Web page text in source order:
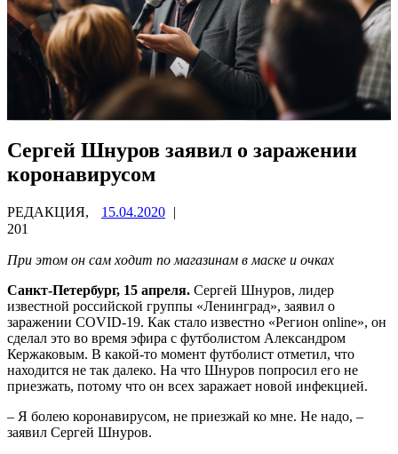
Сергей Шнуров заявил о заражении
коронавирусом
РЕДАКЦИЯ, 15.04.2020 |
201
При этом он сам ходит по магазинам в маске и очках
Санкт-Петербург, 15 апреля. Сергей Шнуров, лидер
известной российской группы «Ленинград», заявил о
заражении COVID-19. Как стало известно «Регион online», он
сделал это во время эфира с футболистом Александром
Кержаковым. В какой-то момент футболист отметил, что
находится не так далеко. На что Шнуров попросил его не
приезжать, потому что он всех заражает новой инфекцией.
– Я болею коронавирусом, не приезжай ко мне. Не надо, –
заявил Сергей Шнуров.